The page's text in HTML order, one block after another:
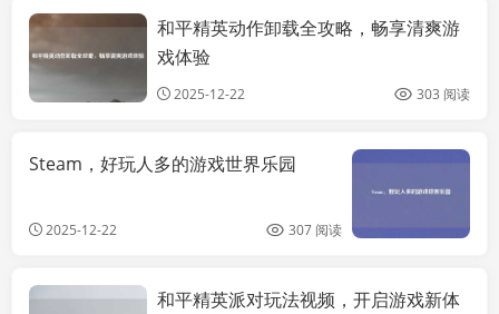
热点讯息
和平精英动作卸载全攻略，畅享清爽游
戏体验
2025-12-22 303 阅读
Steam，好玩人多的游戏世界乐园
2025-12-22 307 阅读
热点讯息
和平精英派对玩法视频，开启游戏新体